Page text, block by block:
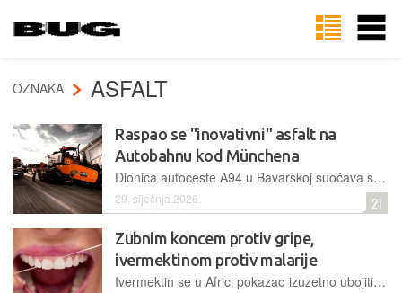
OZNAKA ASFALT
Raspao se "inovativni" asfalt na
Autobahnu kod Münchena
Dionica autoceste A94 u Bavarskoj suočava se s ozbiljnim oštećenjima kolnika uzrokovanim novim tipom asfalta, što dovodi do skupih sanacija i prometnih ograničenja samo nekoliko godina nakon izgradnje
29. siječnja 2026. 21
Zubnim koncem protiv gripe,
ivermektinom protiv malarije
Ivermektin se u Africi pokazao izuzetno ubojitim sredstvom protiv malaričnih komaraca i razne gamadi